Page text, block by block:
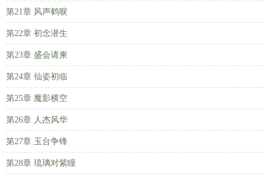
第21章 风声鹤唳
第22章 初念潜生
第23章 盛会请柬
第24章 仙姿初临
第25章 魔影横空
第26章 人杰风华
第27章 玉台争锋
第28章 琉璃对紫瞳